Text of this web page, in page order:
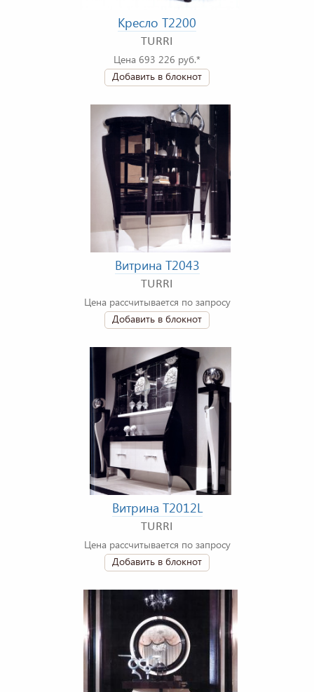
Кресло T2200
TURRI
Цена 693 226 руб.*
Добавить в блокнот
Витрина T2043
TURRI
Цена рассчитывается по запросу
Добавить в блокнот
Витрина T2012L
TURRI
Цена рассчитывается по запросу
Добавить в блокнот